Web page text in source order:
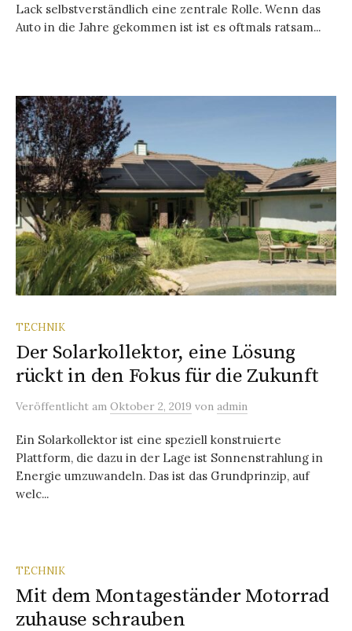
Lack selbstverständlich eine zentrale Rolle. Wenn das
Auto in die Jahre gekommen ist ist es oftmals ratsam...
TECHNIK
Der Solarkollektor, eine Lösung
rückt in den Fokus für die Zukunft
Veröffentlicht am Oktober 2, 2019 von admin
Ein Solarkollektor ist eine speziell konstruierte
Plattform, die dazu in der Lage ist Sonnenstrahlung in
Energie umzuwandeln. Das ist das Grundprinzip, auf
welc...
TECHNIK
Mit dem Montageständer Motorrad
zuhause schrauben